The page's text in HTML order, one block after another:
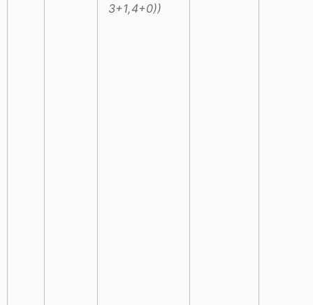
3+1,4+0))